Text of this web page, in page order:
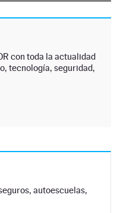
con toda la actualidad
tecnología, seguridad,
autoescuelas,